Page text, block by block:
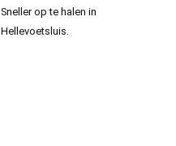
Sneller op te halen in
Hellevoetsluis.